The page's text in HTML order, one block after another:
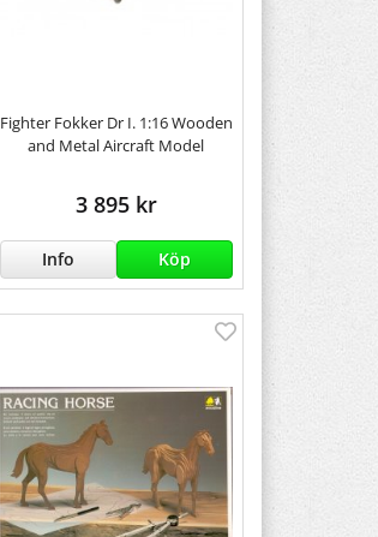
Fighter Fokker Dr I. 1:16 Wooden
and Metal Aircraft Model
3 895 kr
Info Köp